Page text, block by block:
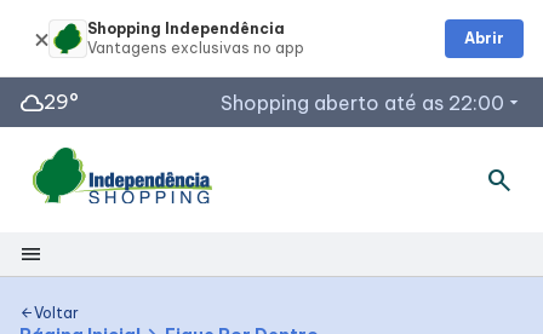
cloud29° Shopping aberto até as 22:00 arrow_drop_down
Horários de Funcionamento
Segunda a Sábado: de 10h às 22h
Restaurantes
search
menu
Shopping
arrow_backVoltar
Shopping Independência
Abrir